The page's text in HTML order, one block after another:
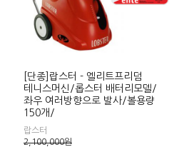
[단종]랍스터 - 엘리트프리덤
테니스머신/롭스터 배터리모델/
좌우 여러방향으로 발사/볼용량
150개/
랍스터
2,100,000원